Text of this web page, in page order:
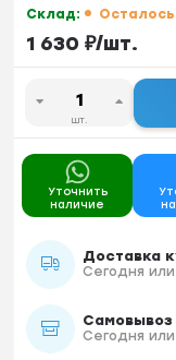
Склад:
1 630 ₽/шт.
шт.
Уточнить
наличие
Доставка
Сегодня
Самовывоз
Сегодня